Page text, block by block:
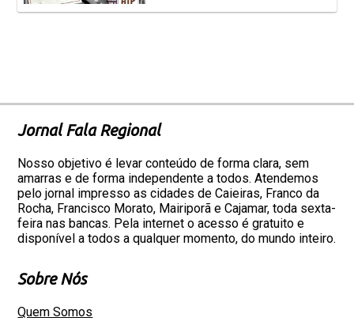
Jornal Fala Regional
Nosso objetivo é levar conteúdo de forma clara, sem
amarras e de forma independente a todos. Atendemos
pelo jornal impresso as cidades de Caieiras, Franco da
Rocha, Francisco Morato, Mairiporã e Cajamar, toda sexta-
feira nas bancas. Pela internet o acesso é gratuito e
disponível a todos a qualquer momento, do mundo inteiro.
Sobre Nós
Quem Somos